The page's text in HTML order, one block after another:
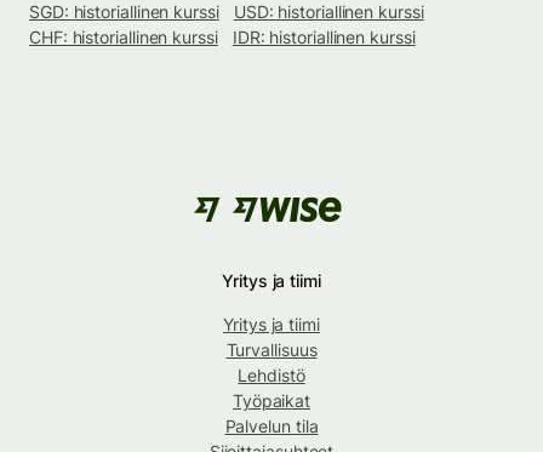
SGD: historiallinen kurssi
USD: historiallinen kurssi
CHF: historiallinen kurssi
IDR: historiallinen kurssi
Yritys ja tiimi
Yritys ja tiimi
Turvallisuus
Lehdistö
Työpaikat
Palvelun tila